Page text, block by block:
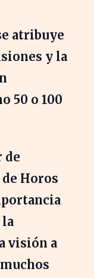
atribuye
y la
50 o 100
de
Horos
la
visión a